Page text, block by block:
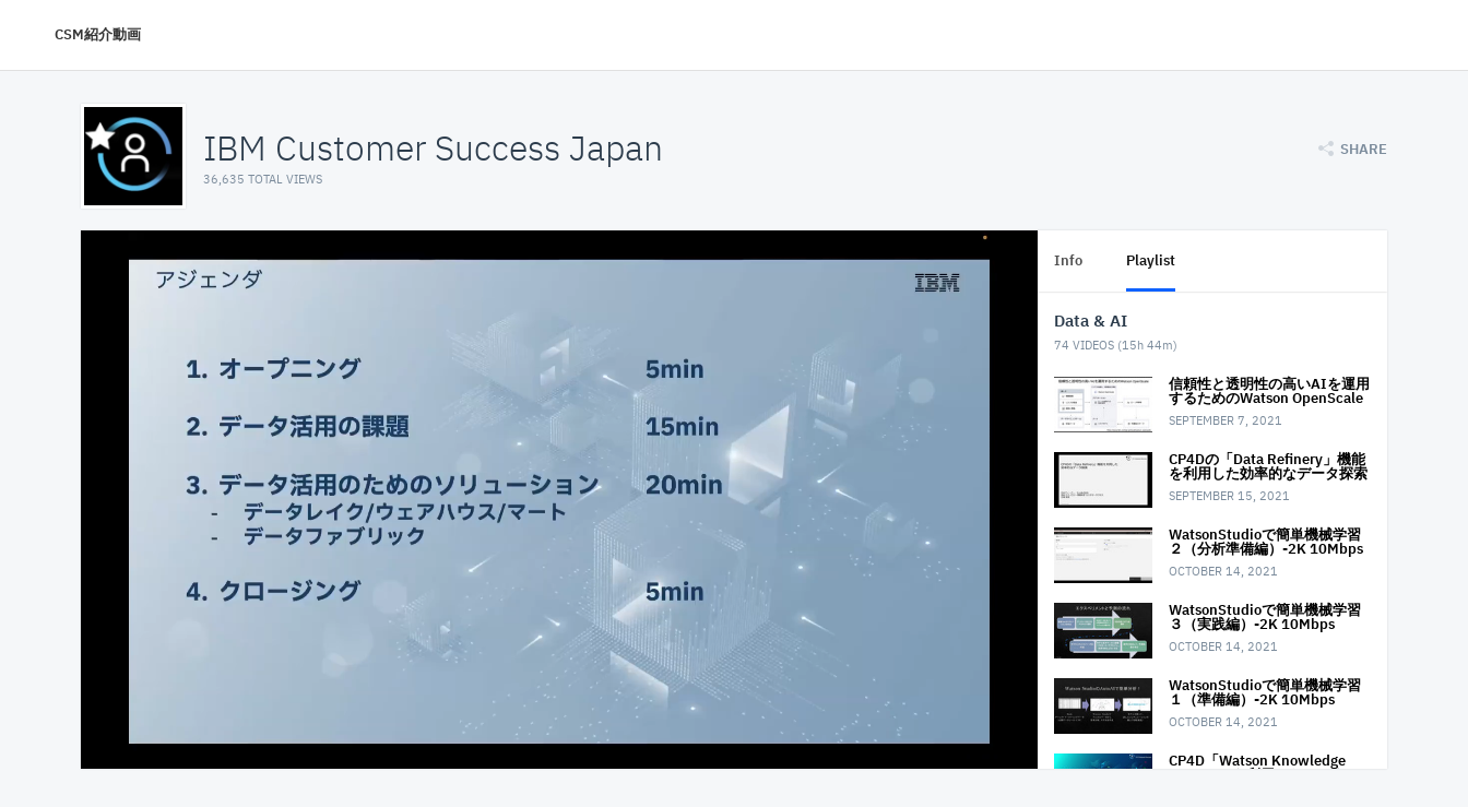
CSM紹介動画
IBM Customer Success Japan
36,635 TOTAL VIEWS
SHARE
At position 00:13
Info Playlist
Data & AI
74 VIDEOS (15h 44m)
信頼性と透明性の高いAIを運用
するためのWatson OpenScale
SEPTEMBER 7, 2021
CP4Dの「Data Refinery」機能
を利用した 効率的なデータ探索
SEPTEMBER 15, 2021
WatsonStudioで簡単機械学習
２（分析準備編）-2K 10Mbps
OCTOBER 14, 2021
WatsonStudioで簡単機械学習
３（実践編）-2K 10Mbps
OCTOBER 14, 2021
WatsonStudioで簡単機械学習
１（準備編）-2K 10Mbps
OCTOBER 14, 2021
CP4D「Watson Knowledge
Catalog」を利用したエンター